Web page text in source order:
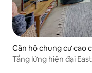
Căn hộ chung cư cao
Tầng lửng hiện đại